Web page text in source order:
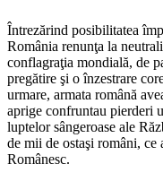
Întrezărind posibilitatea
România renunţa la
conflagraţia mondială, de
pregătire şi o înzestrare
urmare, armata română
aprige confruntau pierderi
luptelor sângeroase ale
de mii de ostaşi români,
Românesc.